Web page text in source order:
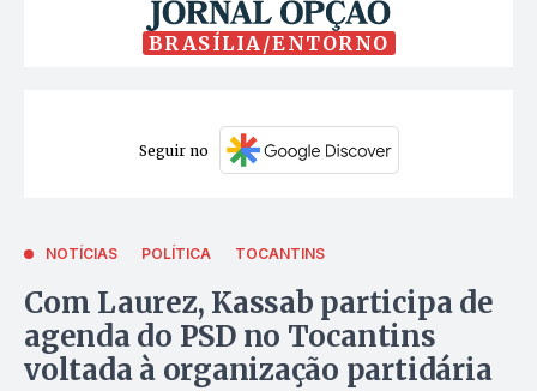
BRASÍLIA/ENTORNO
Seguir no
NOTÍCIAS POLÍTICA TOCANTINS
Com Laurez, Kassab participa de
agenda do PSD no Tocantins
voltada à organização partidária